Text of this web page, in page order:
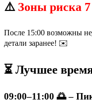
⚠️ Зоны риска
После 15:00 возможны
детали заранее! ✉️
⏳ Лучшее
09:00–11:00 🌅 –